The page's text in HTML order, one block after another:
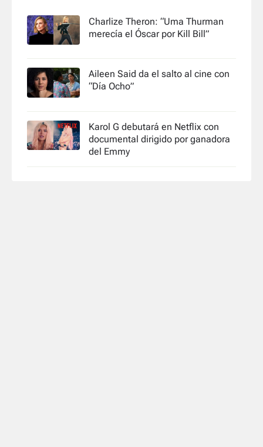
Charlize Theron: “Uma Thurman
merecía el Óscar por Kill Bill”
Aileen Said da el salto al cine con
“Día Ocho”
Karol G debutará en Netflix con
documental dirigido por ganadora
del Emmy